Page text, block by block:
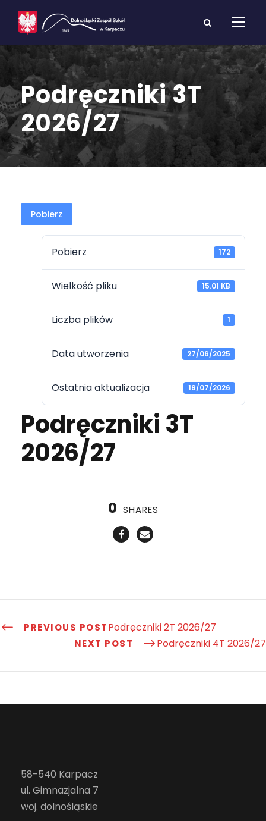
Podręczniki 3T
2026/27
Pobierz
Pobierz 172
Wielkość pliku 15.01 KB
Liczba plików 1
Data utworzenia 27/06/2025
Ostatnia aktualizacja 19/07/2026
Podręczniki 3T
2026/27
0 SHARES
PREVIOUS POSTPodręczniki 2T 2026/27
NEXT POST Podręczniki 4T 2026/27
58-540 Karpacz
ul. Gimnazjalna 7
woj. dolnośląskie